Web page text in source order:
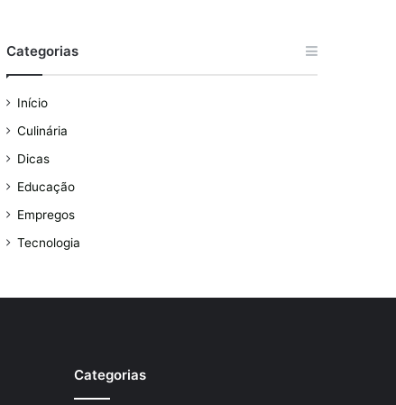
Categorias
Início
Culinária
Dicas
Educação
Empregos
Tecnologia
Categorias